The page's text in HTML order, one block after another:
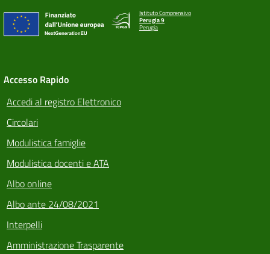
Istituto Comprensivo
Perugia 9
Perugia
Accesso Rapido
Accedi al registro Elettronico
Circolari
Modulistica famiglie
Modulistica docenti e ATA
Albo online
Albo ante 24/08/2021
Interpelli
Amministrazione Trasparente